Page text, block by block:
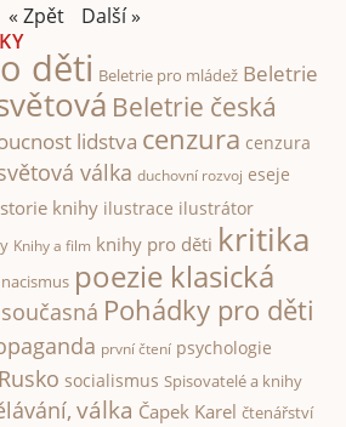
« Zpět
Další »
děti Beletrie pro mládež Beletrie
Beletrie česká
lidstva cenzura cenzura
válka duchovní rozvoj eseje
knihy ilustrace ilustrátor
Knihy a film knihy pro děti kritika
nacismus poezie klasická
Pohádky pro děti
první čtení psychologie
Rusko socialismus Spisovatelé a knihy
válka Čapek Karel čtenářství